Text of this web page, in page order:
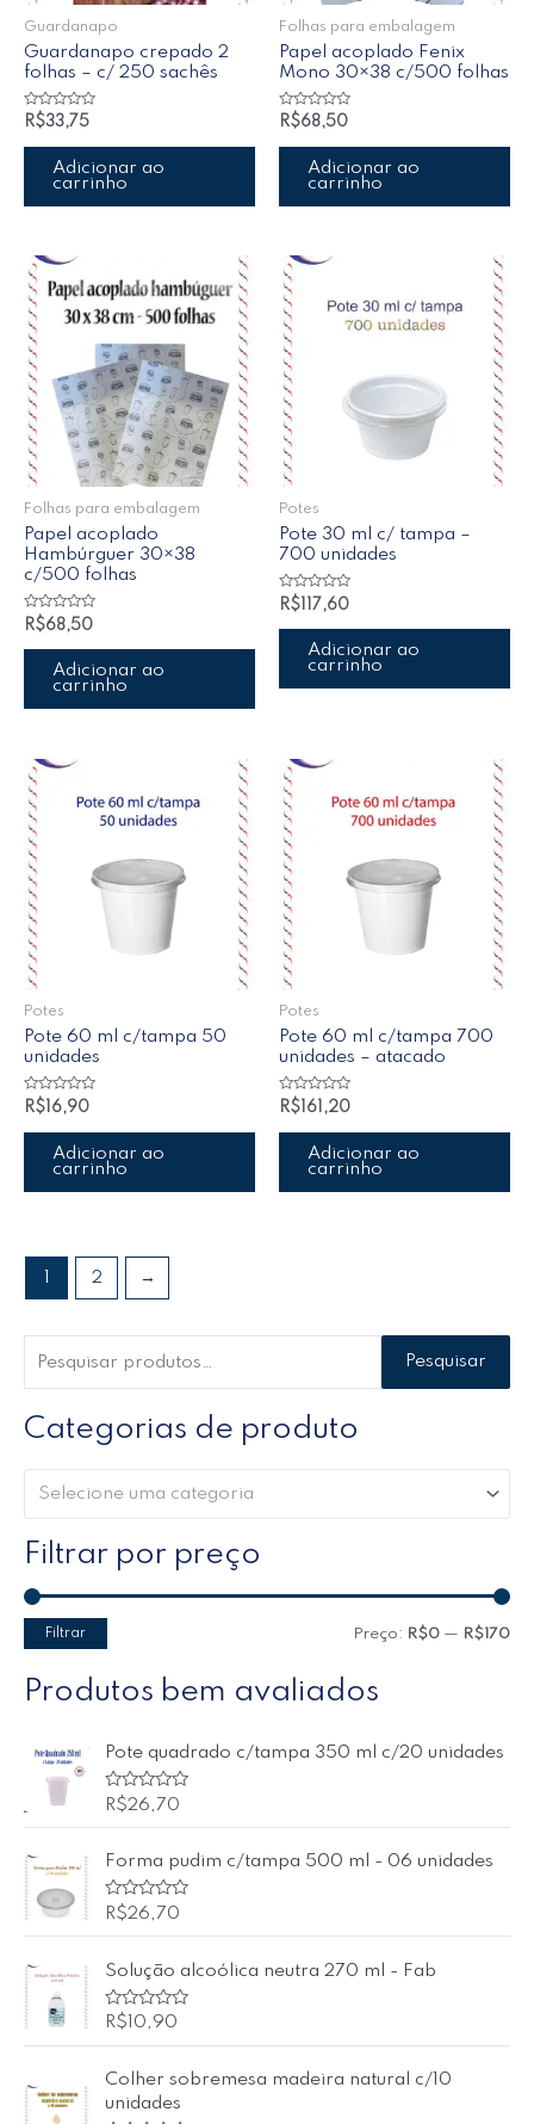
Guardanapo
Guardanapo crepado 2
folhas – c/ 250 sachês
Avaliação
de
R$33,75
Adicionar ao
carrinho
Folhas para embalagem
Papel acoplado Fenix
Mono 30×38 c/500 folhas
Avaliação
de
R$68,50
Adicionar ao
carrinho
Folhas para embalagem
Papel acoplado
Hambúrguer 30×38
c/500 folhas
Avaliação
0
de
R$68,50
Adicionar ao
carrinho
Potes
Pote 30 ml c/ tampa –
700 unidades
Avaliação
0
de
R$ 117,60
Adicionar ao
carrinho
Potes
Pote 60 ml c/tampa 50
unidades
Avaliação
0
de
R$ 16,90
Adicionar ao
carrinho
Potes
Pote 60 ml c/tampa 700
unidades – atacado
Avaliação
0
de
R$ 161,20
Adicionar ao
carrinho
1 2 →
Pesquisar
Categorias de produto
Selecione uma categoria
Filtrar por preço
Filtrar Preço: R$0 — R$170
Produtos bem avaliados
Pote quadrado c/tampa 350 ml c/20 unidades
A
a
i
a
ç
ã
0
e
5
R$26,70
Forma pudim c/tampa 500 ml - 06 unidades
A
i
a
ç
ã
0
e
5
R$26,70
Solução alcoólica neutra 270 ml - Fab
A
a
i
a
ç
R$10,90
Colher sobremesa madeira natural c/10
unidades